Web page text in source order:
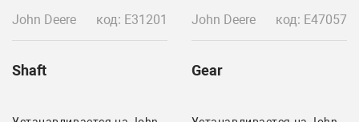
John Deere код: E31201
Shaft
John Deere код: E47057
Gear